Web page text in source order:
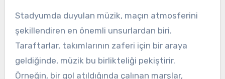
Stadyumda duyulan müzik, maçın atmosferini
şekillendiren en önemli unsurlardan biri.
Taraftarlar, takımlarının zaferi için bir araya
geldiğinde, müzik bu birlikteliği pekiştirir.
Örneğin, bir gol atıldığında çalınan marşlar,